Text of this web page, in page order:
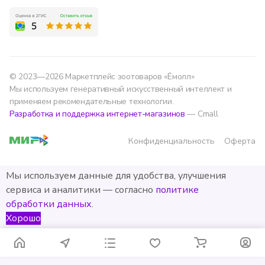
© 2023—2026 Маркетплейс зоотоваров «Ёмолл»
Мы используем генеративный искусственный интеллект и
применяем рекомендательные технологии.
Разработка и поддержка интернет-магазинов — Cmall
Конфиденциальность Оферта
Мы используем данные для удобства, улучшения
сервиса и аналитики — согласно политике
обработки данных.
Хорошо